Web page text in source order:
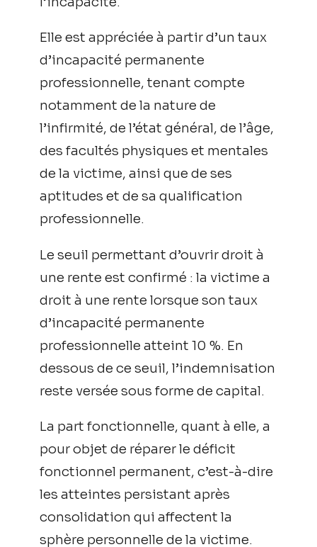
Elle est appréciée à partir d’un taux
d’incapacité permanente
professionnelle, tenant compte
notamment de la nature de
l’infirmité, de l’état général, de l’âge,
des facultés physiques et mentales
de la victime, ainsi que de ses
aptitudes et de sa qualification
professionnelle.
Le seuil permettant d’ouvrir droit à
une rente est confirmé : la victime a
droit à une rente lorsque son taux
d’incapacité permanente
professionnelle atteint 10 %. En
dessous de ce seuil, l’indemnisation
reste versée sous forme de capital.
La part fonctionnelle, quant à elle, a
pour objet de réparer le déficit
fonctionnel permanent, c’est-à-dire
les atteintes persistant après
consolidation qui affectent la
sphère personnelle de la victime.